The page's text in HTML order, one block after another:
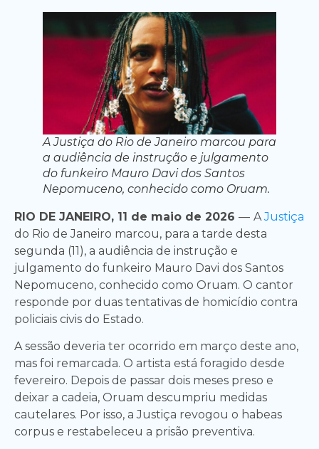
A Justiça do Rio de Janeiro marcou para
a audiência de instrução e julgamento
do funkeiro Mauro Davi dos Santos
Nepomuceno, conhecido como Oruam.
RIO DE JANEIRO, 11 de maio de 2026 — AJustiça
do Rio de Janeiro marcou, para a tarde desta
segunda (11), a audiência de instrução e
julgamento do funkeiro Mauro Davi dos Santos
Nepomuceno, conhecido como Oruam. O cantor
responde por duas tentativas de homicídio contra
policiais civis do Estado.
A sessão deveria ter ocorrido em março deste ano,
mas foi remarcada. O artista está foragido desde
fevereiro. Depois de passar dois meses preso e
deixar a cadeia, Oruam descumpriu medidas
cautelares. Por isso, a Justiça revogou o habeas
corpus e restabeleceu a prisão preventiva.